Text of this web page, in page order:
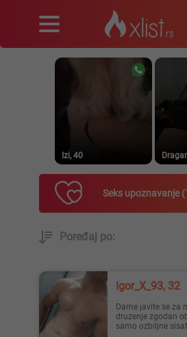
Izi, 40
Seks upoznavanje
Poređaj po:
Igor_X_93, 32
Dame javite se za max diskretno
druzenje zgodan
samo ozbiljne